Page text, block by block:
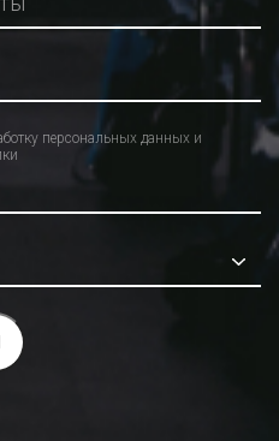
персональных данных и